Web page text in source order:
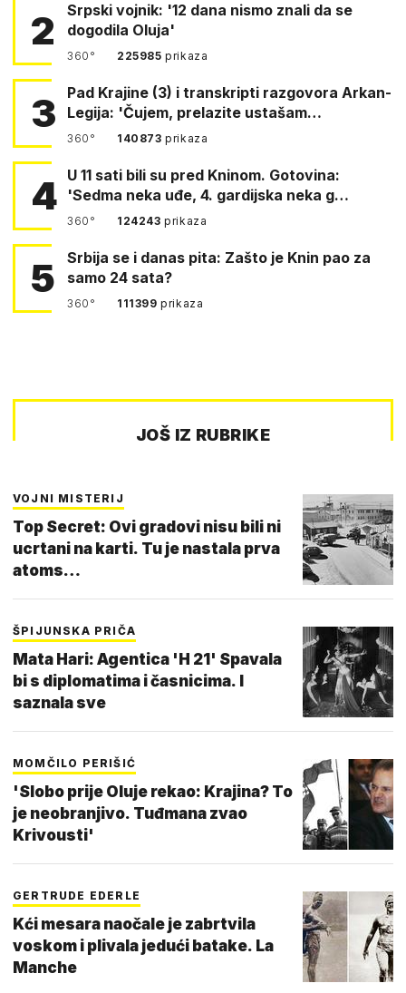
2
Srpski vojnik: '12 dana nismo znali da se
dogodila Oluja'
360° 225985prikaza
3
Pad Krajine (3) i transkripti razgovora Arkan-
Legija: 'Čujem, prelazite ustašam…
360° 140873prikaza
4 U 11 sati bili su pred Kninom. Gotovina:
'Sedma neka uđe, 4. gardijska neka g…
360° 124243prikaza
5
Srbija se i danas pita: Zašto je Knin pao za
samo 24 sata?
360° 111399prikaza
JOŠ IZ RUBRIKE
VOJNI MISTERIJ
Top Secret: Ovi gradovi nisu bili ni
ucrtani na karti. Tu je nastala prva
atoms…
ŠPIJUNSKA PRIČA
Mata Hari: Agentica 'H 21' Spavala
bi s diplomatima i časnicima. I
saznala sve
MOMČILO PERIŠIĆ
'Slobo prije Oluje rekao: Krajina? To
je neobranjivo. Tuđmana zvao
Krivousti'
GERTRUDE EDERLE
Kći mesara naočale je zabrtvila
voskom i plivala jedući batake. La
Manche